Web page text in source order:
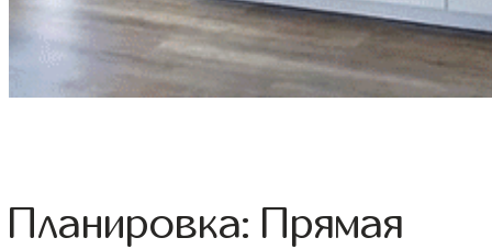
Планировка: Прямая